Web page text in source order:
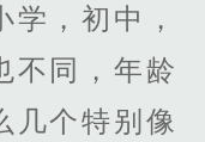
，初中，
不同，年龄
几个特别像